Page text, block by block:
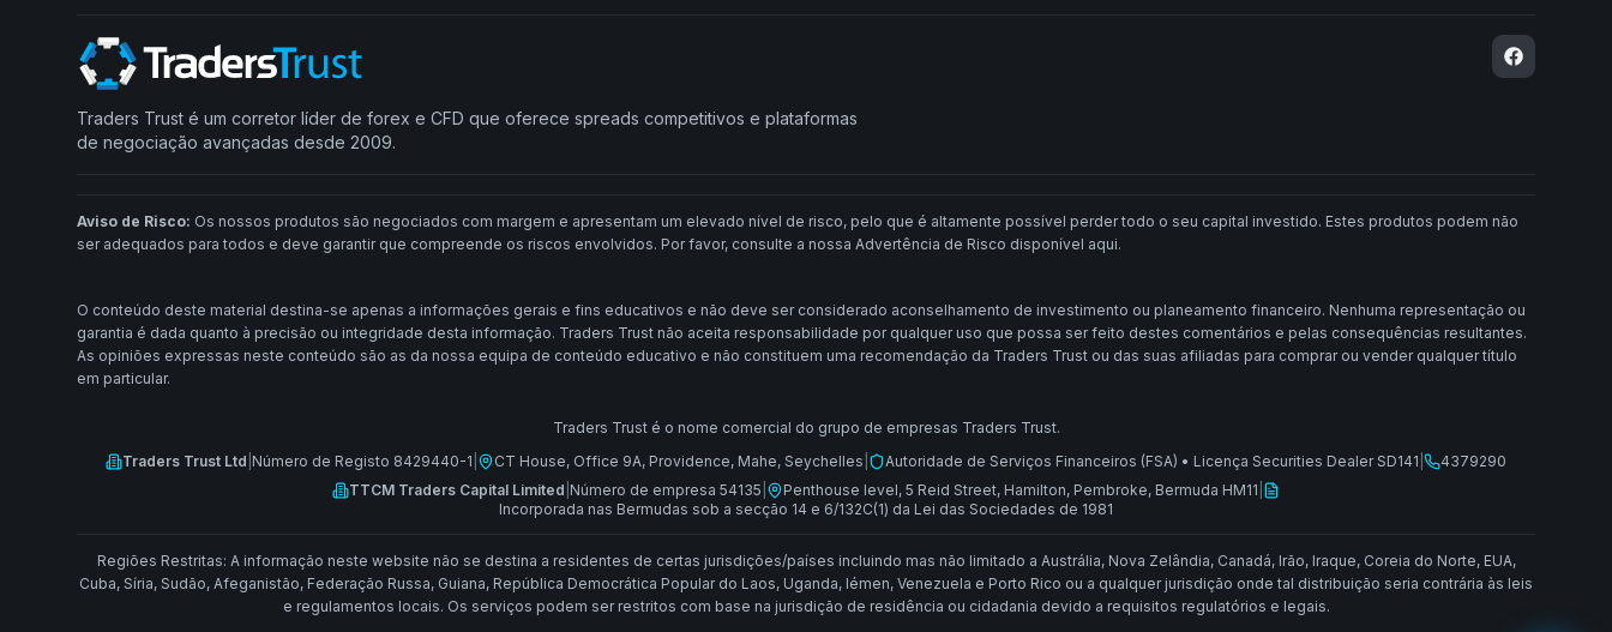
Traders Trust é um corretor líder de forex e CFD que oferece spreads competitivos e plataformas
de negociação avançadas desde 2009.
Aviso de Risco: Os nossos produtos são negociados com margem e apresentam um elevado nível de risco, pelo que é altamente possível perder todo o seu capital investido. Estes produtos podem não
ser adequados para todos e deve garantir que compreende os riscos envolvidos. Por favor, consulte a nossa Advertência de Risco disponível aqui.
O conteúdo deste material destina-se apenas a informações gerais e fins educativos e não deve ser considerado aconselhamento de investimento ou planeamento financeiro. Nenhuma representação ou
garantia é dada quanto à precisão ou integridade desta informação. Traders Trust não aceita responsabilidade por qualquer uso que possa ser feito destes comentários e pelas consequências resultantes.
As opiniões expressas neste conteúdo são as da nossa equipa de conteúdo educativo e não constituem uma recomendação da Traders Trust ou das suas afiliadas para comprar ou vender qualquer título
em particular.
Traders Trust é o nome comercial do grupo de empresas Traders Trust.
Traders Trust Ltd Número de Registo 8429440-1 CT House, Office 9A, Providence, Mahe, Seychelles Autoridade de Serviços Financeiros (FSA) • Licença Securities Dealer SD141
4379290
TTCM Traders Capital Limited Número de empresa 54135 Penthouse level, 5 Reid Street, Hamilton, Pembroke, Bermuda HM11
Incorporada nas Bermudas sob a secção 14 e 6/132C(1) da Lei das Sociedades de 1981
Regiões Restritas: A informação neste website não se destina a residentes de certas jurisdições/países incluindo mas não limitado a Austrália, Nova Zelândia, Canadá, Irão, Iraque, Coreia do Norte, EUA,
Cuba, Síria, Sudão, Afeganistão, Federação Russa, Guiana, República Democrática Popular do Laos, Uganda, Iémen, Venezuela e Porto Rico ou a qualquer jurisdição onde tal distribuição seria contrária às leis
e regulamentos locais. Os serviços podem ser restritos com base na jurisdição de residência ou cidadania devido a requisitos regulatórios e legais.